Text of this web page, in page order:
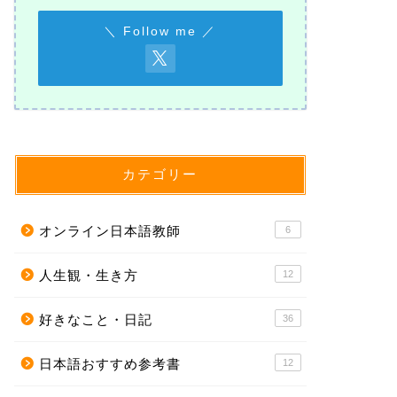
＼ Follow me ／
カテゴリー
オンライン日本語教師 6
人生観・生き方 12
好きなこと・日記 36
日本語おすすめ参考書 12